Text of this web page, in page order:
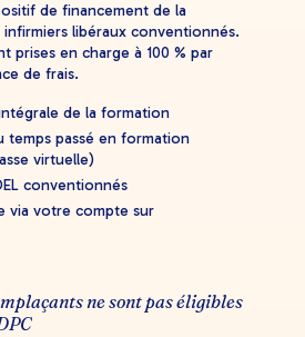
de financement de la
libéraux conventionnés.
prises en charge à 100 % par
de frais.
de la formation
temps passé en formation
virtuelle)
conventionnés
via votre compte sur
ne sont pas éligibles